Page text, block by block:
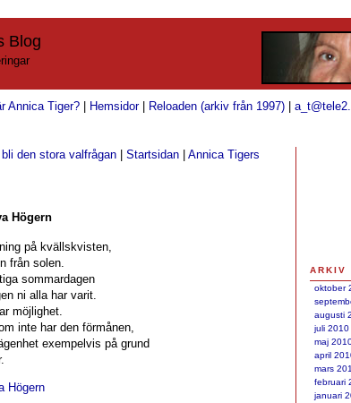
Blog
Annica Tiger? Hemsidor| Reloaden (arkiv från 1997) |
den stora valfrågan |Startsidan |Annica Tigers
Högern
på kvällskvisten,
från solen.
sommardagen
ni alla har varit.
möjlighet.
inte har den förmånen,
exempelvis på grund
Högern
ARKIV
oktober
augusti
juli 2010
maj
april
mars
februari
januari